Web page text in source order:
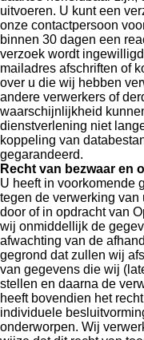
uitvoeren. U kunt een
onze contactpersoon
binnen 30 dagen een
verzoek wordt
mailadres afschriften of
over u die wij hebben
andere verwerkers of
waarschijnlijkheid
dienstverlening niet
koppeling van
gegarandeerd.
Recht van bezwaar en
U heeft in voorkomende
tegen de verwerking
door of in opdracht van
wij onmiddellijk de
afwachting van de
gegrond dat zullen wij
van gegevens die wij
stellen en daarna de
heeft bovendien het
individuele
onderworpen. Wij